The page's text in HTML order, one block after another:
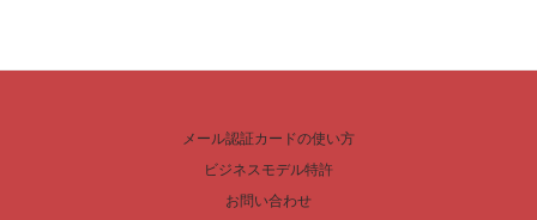
メール認証カードの使い方
ビジネスモデル特許
お問い合わせ